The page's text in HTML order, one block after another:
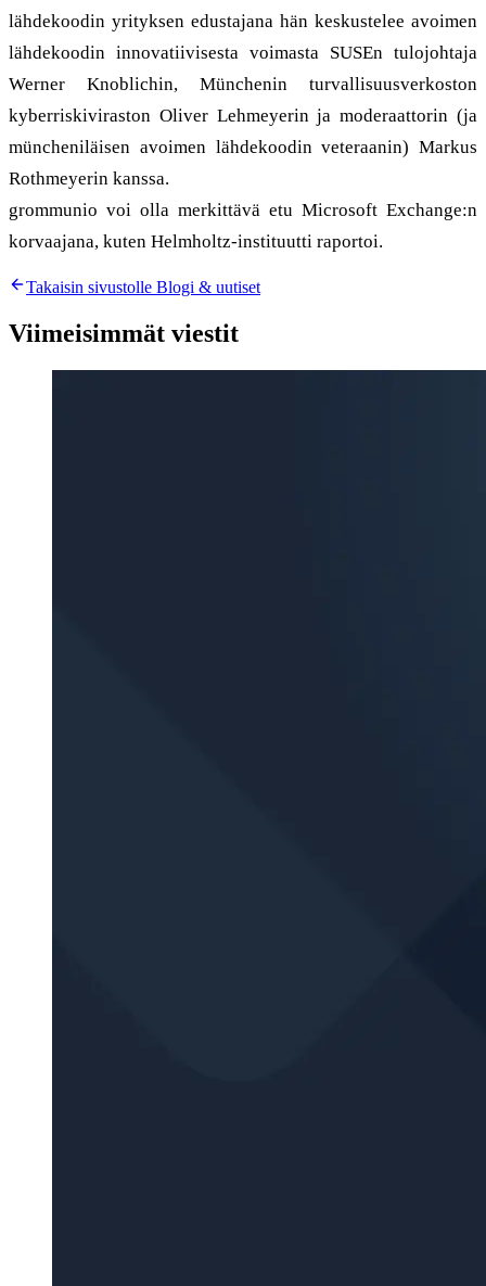
lähdekoodin yrityksen edustajana hän keskustelee avoimen
lähdekoodin innovatiivisesta voimasta SUSEn tulojohtaja
Werner Knoblichin, Münchenin turvallisuusverkoston
kyberriskiviraston Oliver Lehmeyerin ja moderaattorin (ja
müncheniläisen avoimen lähdekoodin veteraanin) Markus
Rothmeyerin kanssa.
grommunio voi olla merkittävä etu Microsoft Exchange:n
korvaajana, kuten Helmholtz-instituutti raportoi.
Takaisin sivustolle Blogi & uutiset
Viimeisimmät viestit